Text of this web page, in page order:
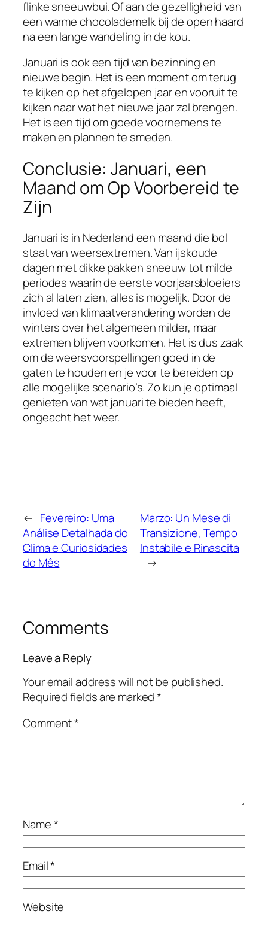
flinke sneeuwbui. Of aan de gezelligheid van
een warme chocolademelk bij de open haard
na een lange wandeling in de kou.
Januari is ook een tijd van bezinning en
nieuwe begin. Het is een moment om terug
te kijken op het afgelopen jaar en vooruit te
kijken naar wat het nieuwe jaar zal brengen.
Het is een tijd om goede voornemens te
maken en plannen te smeden.
Conclusie: Januari, een
Maand om Op Voorbereid te
Zijn
Januari is in Nederland een maand die bol
staat van weersextremen. Van ijskoude
dagen met dikke pakken sneeuw tot milde
periodes waarin de eerste voorjaarsbloeiers
zich al laten zien, alles is mogelijk. Door de
invloed van klimaatverandering worden de
winters over het algemeen milder, maar
extremen blijven voorkomen. Het is dus zaak
om de weersvoorspellingen goed in de
gaten te houden en je voor te bereiden op
alle mogelijke scenario’s. Zo kun je optimaal
genieten van wat januari te bieden heeft,
ongeacht het weer.
← Fevereiro: Uma
Análise Detalhada do
Clima e Curiosidades
do Mês
Marzo: Un Mese di
Transizione, Tempo
Instabile e Rinascita
→
Comments
Leave a Reply
Your email address will not be published.
Required fields are marked*
Comment*
Name*
Email*
Website